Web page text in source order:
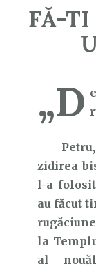
FĂ-TI
„D
Petru,
zidirea
l-a
au făcut
la
al